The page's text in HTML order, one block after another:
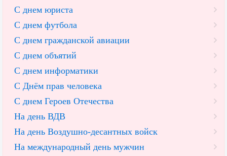
С днем юриста
С днем футбола
С днем гражданской авиации
С днем объятий
С днем информатики
С Днём прав человека
С днем Героев Отечества
На день ВДВ
На день Воздушно-десантных войск
На международный день мужчин